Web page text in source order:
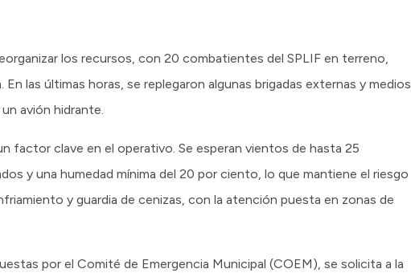
los recursos, con 20 combatientes del SPLIF en terreno,
las últimas horas, se replegaron algunas brigadas externas y medios
avión hidrante.
factor clave en el operativo. Se esperan vientos de hasta 25
y una humedad mínima del 20 por ciento, lo que mantiene el riesgo
y guardia de cenizas, con la atención puesta en zonas de
por el Comité de Emergencia Municipal (COEM), se solicita a la